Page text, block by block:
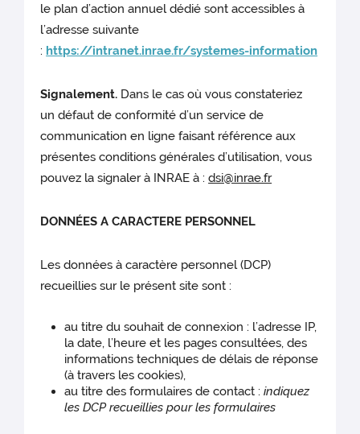
le plan d’action annuel dédié sont accessibles à
l’adresse suivante
: https://intranet.inrae.fr/systemes-information
Signalement. Dans le cas où vous constateriez
un défaut de conformité d’un service de
communication en ligne faisant référence aux
présentes conditions générales d’utilisation, vous
pouvez la signaler à INRAE à :dsi@inrae.fr
DONNÉES A CARACTERE PERSONNEL
Les données à caractère personnel (DCP)
recueillies sur le présent site sont :
au titre du souhait de connexion : l’adresse IP,
la date, l’heure et les pages consultées, des
informations techniques de délais de réponse
(à travers les cookies),
au titre des formulaires de contact :indiquez
les DCP recueillies pour les formulaires